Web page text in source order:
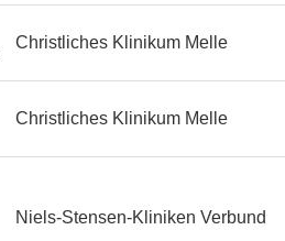
Christliches Klinikum Melle
Christliches Klinikum Melle
Niels-Stensen-Kliniken Verbund